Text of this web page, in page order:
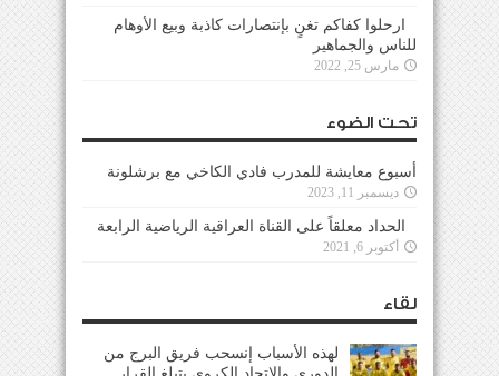
ارحلوا كفاكم تغنٍ بإنتصارات كاذبة وبيع الأوهام
للناس والجماهير
مارس 25, 2022
تحت الضوء
أسبوع معايشة للمدرب فادي الكاخي مع برشلونة
ديسمبر 11, 2023
الحداد معلقاً على القناة العراقية الرياضية الرابعة
أكتوبر 6, 2021
لقاء
لهذه الأسباب إنسحب فريق البرج من